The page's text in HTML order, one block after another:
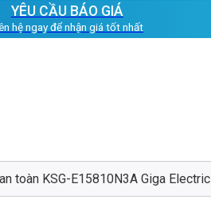
YÊU CẦU BÁO GIÁ
hệ ngay để nhận giá tốt nhất
toàn KSG-E15810N3A Giga Electric